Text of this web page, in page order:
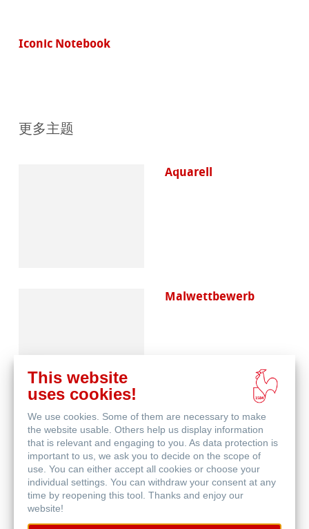
Iconic Notebook
更多主题
Aquarell
Malwettbewerb
Häufig gestellte
Fragen
This website
uses cookies!
We use cookies. Some of them are necessary to make
the website usable. Others help us display information
that is relevant and engaging to you. As data protection is
important to us, we ask you to decide on the scope of
use. You can either accept all cookies or choose your
individual settings. You can withdraw your consent at any
time by reopening this tool. Thanks and enjoy our
website!